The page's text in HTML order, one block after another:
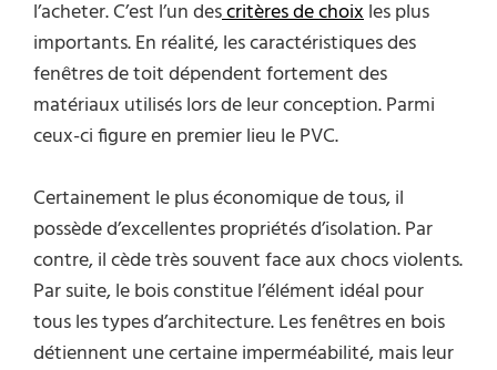
l’acheter. C’est l’un descritères de choixles plus
importants. En réalité, les caractéristiques des
fenêtres de toit dépendent fortement des
matériaux utilisés lors de leur conception. Parmi
ceux-ci figure en premier lieu le PVC.
Certainement le plus économique de tous, il
possède d’excellentes propriétés d’isolation. Par
contre, il cède très souvent face aux chocs violents.
Par suite, le bois constitue l’élément idéal pour
tous les types d’architecture. Les fenêtres en bois
détiennent une certaine imperméabilité, mais leur